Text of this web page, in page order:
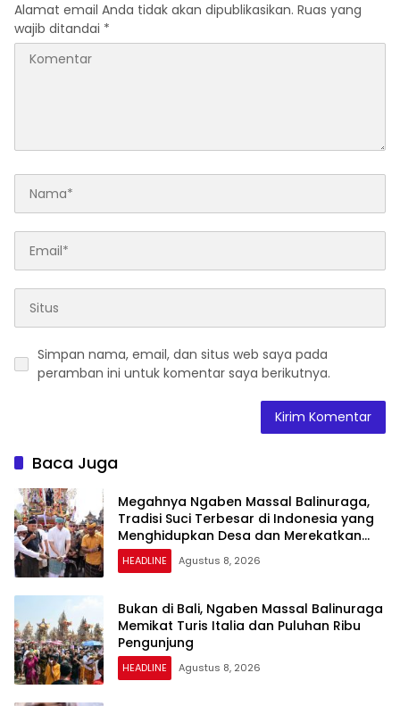
Alamat email Anda tidak akan dipublikasikan. Ruas yang
wajib ditandai *
Simpan nama, email, dan situs web saya pada
peramban ini untuk komentar saya berikutnya.
Baca Juga
Megahnya Ngaben Massal Balinuraga,
Tradisi Suci Terbesar di Indonesia yang
Menghidupkan Desa dan Merekatkan
Ikatan Keluarga
HEADLINE Agustus 8, 2026
Bukan di Bali, Ngaben Massal Balinuraga
Memikat Turis Italia dan Puluhan Ribu
Pengunjung
HEADLINE Agustus 8, 2026